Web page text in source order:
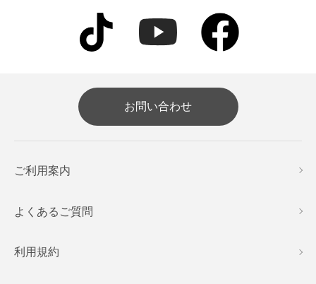
お問い合わせ
ご利用案内
よくあるご質問
利用規約